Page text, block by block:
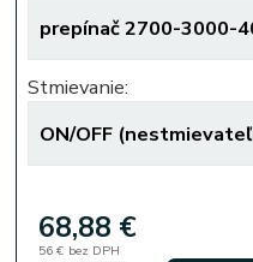
Stmievanie:
68,88 €
56 € bez DPH